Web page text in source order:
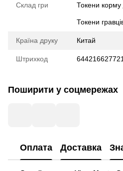
Склад гри Токени
Токени
Країна друку Китай
Штрихкод 644216627721
Поширити у соцмережах
Оплата Доставка